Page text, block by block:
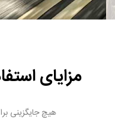
مزایای
هیچ جایگزینی